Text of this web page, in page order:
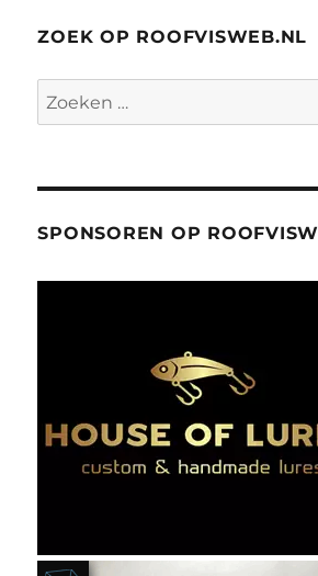
ZOEK OP ROOFVISWEB.NL
Zoeken
naar:
SPONSOREN OP